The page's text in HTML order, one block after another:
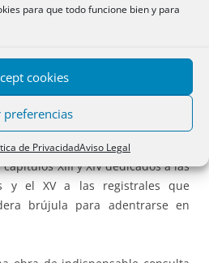
para que todo funcione bien y para
cookies
preferencias
de PrivacidadAviso Legal
de 1965; la Convención
bilaterales. Se aborda la
en materia civil; en el
y registral y en las recientes
Real Decreto-ley 6/2023, ya
de los Diputados. Y todo ello
nacional y europea. A
XIII y XIV dedicados a las
y el XV a las registrales que
brújula para adentrarse en